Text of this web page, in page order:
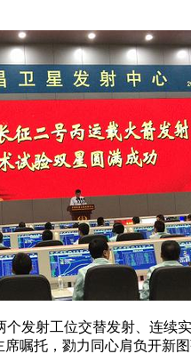
发射工位交替发射、连续
嘱托，勠力同心肩负开新